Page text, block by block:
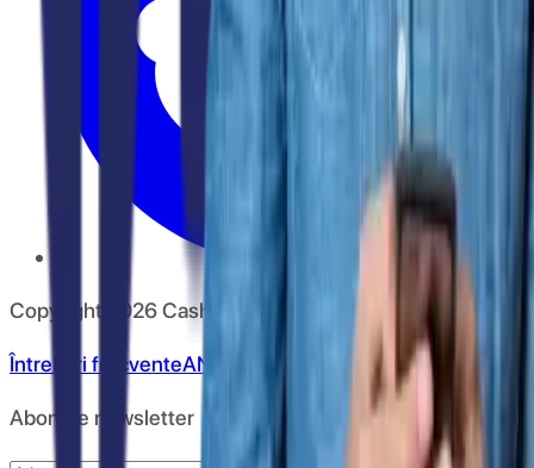
Copyright 2026CashClub
Întrebări frecventeANPC
Abonare newsletter